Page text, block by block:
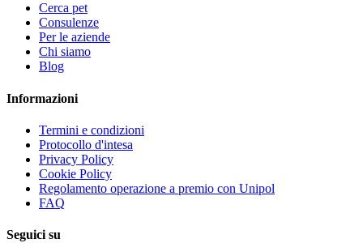
Cerca pet
Consulenze
Per le aziende
Chi siamo
Blog
Informazioni
Termini e condizioni
Protocollo d'intesa
Privacy Policy
Cookie Policy
Regolamento operazione a premio con Unipol
FAQ
Seguici su